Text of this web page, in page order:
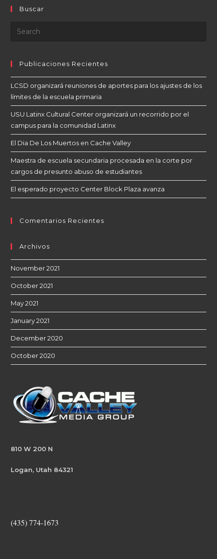
Buscar
Publicaciones Recientes
LCSD organizará reuniones de aportes para los ajustes de los
límites de la escuela primaria
USU Latinx Cultural Center organizará un recorrido por el
campus para la comunidad Latinx
El Dia De Los Muertos en Cache Valley
Maestra de escuela secundaria procesada en la corte por
cargos de presunto abuso de estudiantes
El esperado proyecto Center Block Plaza avanza
Comentarios Recientes
Archivos
November 2021
October 2021
May 2021
January 2021
December 2020
October 2020
810 W 200 N
Logan, Utah 84321
(435) 774-1673